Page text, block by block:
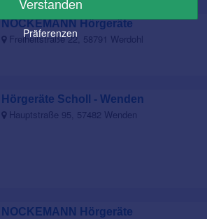
NOCKEMANN Hörgeräte
Freiheitstraße 22, 58791 Werdohl
Hörgeräte Scholl - Wenden
Hauptstraße 95, 57482 Wenden
NOCKEMANN Hörgeräte
Präferenzen